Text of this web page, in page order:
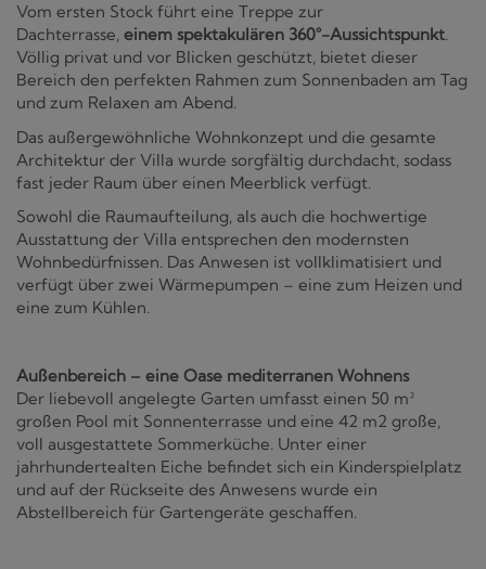
Vom ersten Stock führt eine Treppe zur
Dachterrasse, einem spektakulären 360°-Aussichtspunkt.
Völlig privat und vor Blicken geschützt, bietet dieser
Bereich den perfekten Rahmen zum Sonnenbaden am Tag
und zum Relaxen am Abend.
Das außergewöhnliche Wohnkonzept und die gesamte
Architektur der Villa wurde sorgfältig durchdacht, sodass
fast jeder Raum über einen Meerblick verfügt.
Sowohl die Raumaufteilung, als auch die hochwertige
Ausstattung der Villa entsprechen den modernsten
Wohnbedürfnissen. Das Anwesen ist vollklimatisiert und
verfügt über zwei Wärmepumpen – eine zum Heizen und
eine zum Kühlen.
Außenbereich – eine Oase mediterranen Wohnens
Der liebevoll angelegte Garten umfasst einen 50 m²
großen Pool mit Sonnenterrasse und eine 42 m2 große,
voll ausgestattete Sommerküche. Unter einer
jahrhundertealten Eiche befindet sich ein Kinderspielplatz
und auf der Rückseite des Anwesens wurde ein
Abstellbereich für Gartengeräte geschaffen.